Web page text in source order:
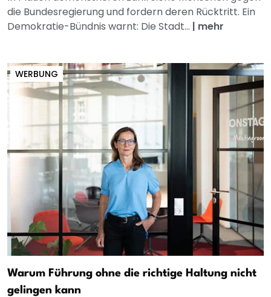
die Bundesregierung und fordern deren Rücktritt. Ein
Demokratie-Bündnis warnt: Die Stadt... | mehr
WERBUNG
Warum Führung ohne die richtige Haltung nicht
gelingen kann